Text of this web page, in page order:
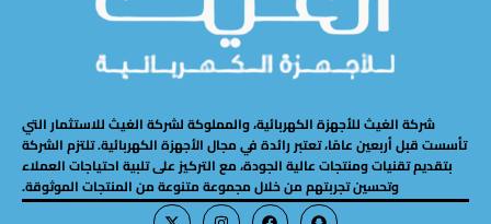
شركة الغيث للأجهزة الكهربائية، والمملوكة لشركة الغيث للاستثمار التي
تأسست قبل أربعين عامًا، تعتبر رائدة في مجال الأجهزة الكهربائية. تلتزم الشركة
بتقديم تقنيات ومنتجات عالية الجودة، مع التركيز على تلبية احتياجات العملاء
وتحسين تجربتهم من خلال مجموعة متنوعة من المنتجات الموثوقة.